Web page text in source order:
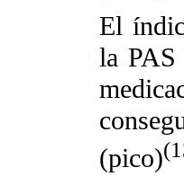
El
la
(pico)